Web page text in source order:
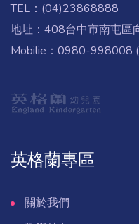
TEL：(04)23868888
地址：408台中市南屯區
Mobilie：0980-998008
英格蘭專區
關於我們